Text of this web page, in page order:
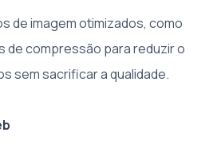
de imagem otimizados, como
de compressão para reduzir o
sem sacrificar a qualidade.